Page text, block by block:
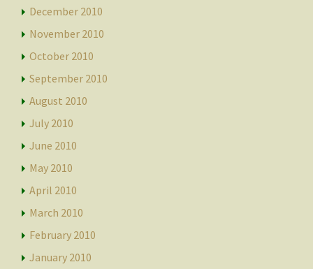
December 2010
November 2010
October 2010
September 2010
August 2010
July 2010
June 2010
May 2010
April 2010
March 2010
February 2010
January 2010